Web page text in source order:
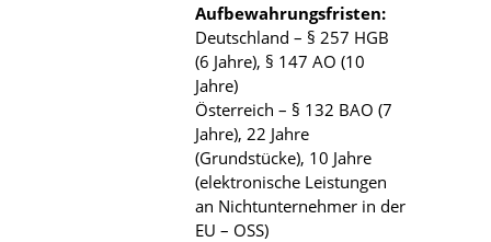
Aufbewahrungsfristen:
Deutschland – § 257 HGB
(6 Jahre), § 147 AO (10
Jahre)
Österreich – § 132 BAO (7
Jahre), 22 Jahre
(Grundstücke), 10 Jahre
(elektronische Leistungen
an Nichtunternehmer in der
EU – OSS)